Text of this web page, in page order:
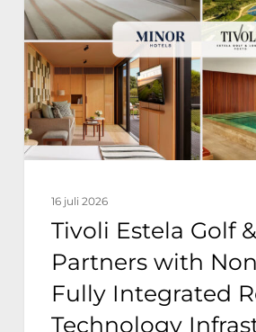
&
Lodges
Partners
with
Nonius
for
Integrated
Resort
Technology
Infrastructure
16 juli 2026
Tivoli Estela Golf
Partners with
Fully Integrated
Technology